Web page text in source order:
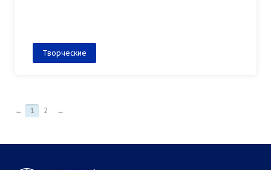
Творческие
← 1 2 →